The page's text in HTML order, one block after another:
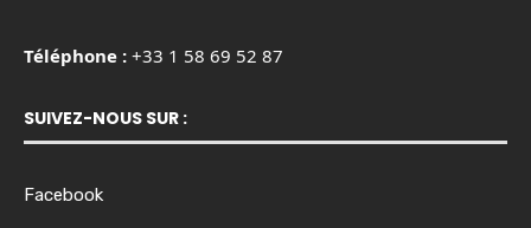
Téléphone : +33 1 58 69 52 87
SUIVEZ-NOUS SUR :
Facebook